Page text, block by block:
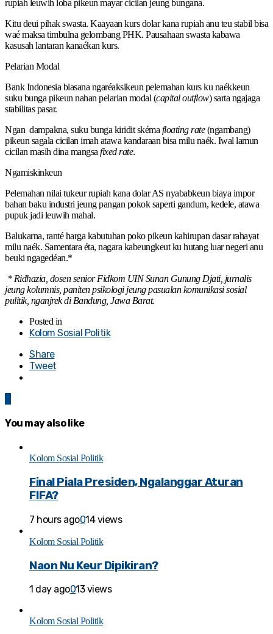
rupiah leuwih loba pikeun mayar cicilan jeung bungana.
Kitu deui pihak swasta. Kaayaan kurs dolar kana rupiah anu teu stabil bisa
waé maksa timbulna gelombang PHK. Pausahaan swasta kabawa
kasusah lantaran kanaékan kurs.
Pelarian Modal
Bank Indonesia biasana ngaréaksikeun pelemahan kurs ku naékkeun
suku bunga pikeun nahan pelarian modal (capital outflow) sarta ngajaga
stabilitas pasar.
Ngan dampakna, suku bunga kiridit skéma floating rate(ngambang)
pikeun sagala cicilan imah atawa kandaraan bisa milu naék. Iwal lamun
cicilan masih dina mangsa fixed rate.
Ngamiskinkeun
Pelemahan nilai tukeur rupiah kana dolar AS nyababkeun biaya impor
bahan baku industri jeung pangan pokok saperti gandum, kedele, atawa
pupuk jadi leuwih mahal.
Balukarna, ranté harga kabutuhan poko pikeun kahirupan dasar rahayat
milu naék. Samentara éta, nagara kabeungkeut ku hutang luar negeri anu
beuki ngagedéan.*
* Ridhazia, dosen senior Fidkom UIN Sunan Gunung Djati, jurnalis
jeung kolumnis, paniten psikologi jeung pasualan komunikasi sosial
pulitik, nganjrek di Bandung, Jawa Barat.
Posted in
Kolom Sosial Politik
Share
Tweet
You may also like
Kolom Sosial Politik
Final Piala Presiden, Ngalanggar Aturan
FIFA?
7 hours ago014 views
Kolom Sosial Politik
Naon Nu Keur Dipikiran?
1 day ago013 views
Kolom Sosial Politik